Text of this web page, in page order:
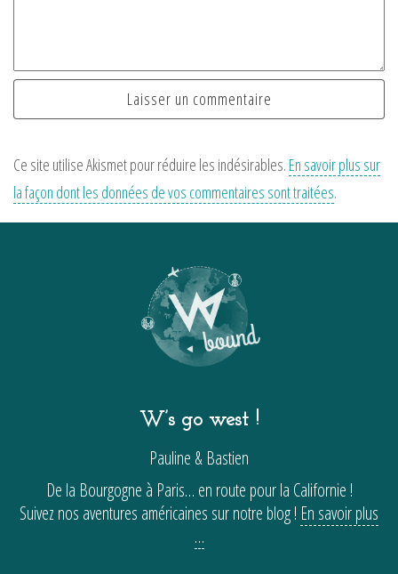
Ce site utilise Akismet pour réduire les indésirables. En savoir plus sur
la façon dont les données de vos commentaires sont traitées.
W’s go west !
Pauline & Bastien
De la Bourgogne à Paris… en route pour la Californie !
Suivez nos aventures américaines sur notre blog ! En savoir plus
…